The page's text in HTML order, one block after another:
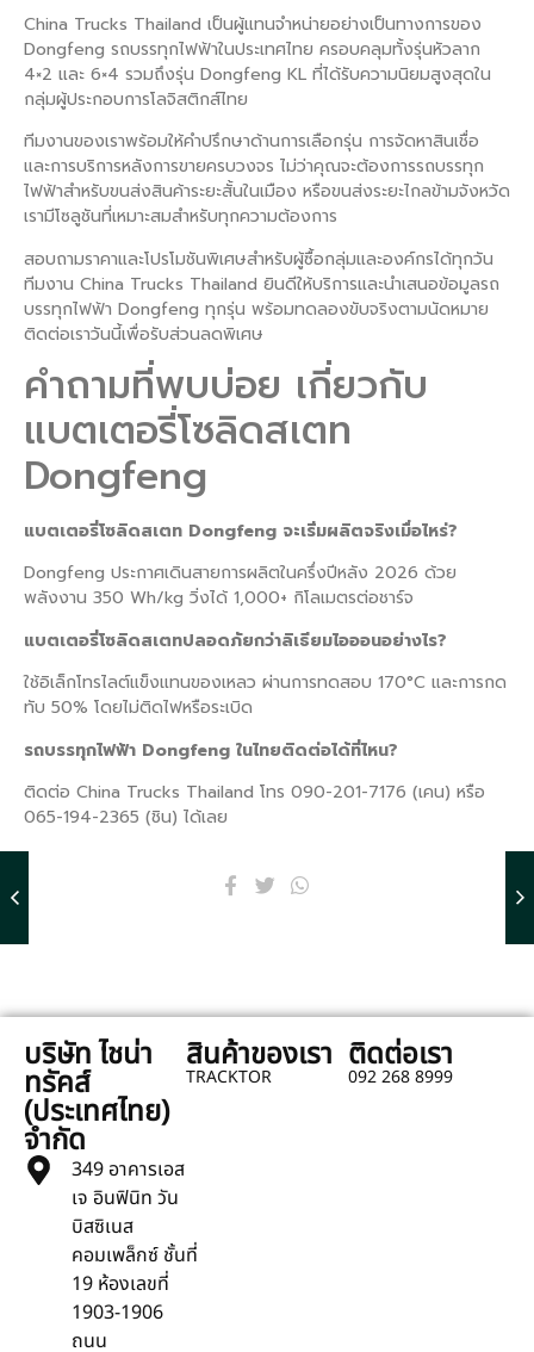
China Trucks Thailand เป็นผู้แทนจำหน่ายอย่างเป็นทางการของ
Dongfeng รถบรรทุกไฟฟ้าในประเทศไทย ครอบคลุมทั้งรุ่นหัวลาก
4×2 และ 6×4 รวมถึงรุ่น Dongfeng KL ที่ได้รับความนิยมสูงสุดใน
กลุ่มผู้ประกอบการโลจิสติกส์ไทย
ทีมงานของเราพร้อมให้คำปรึกษาด้านการเลือกรุ่น การจัดหาสินเชื่อ
และการบริการหลังการขายครบวงจร ไม่ว่าคุณจะต้องการรถบรรทุก
ไฟฟ้าสำหรับขนส่งสินค้าระยะสั้นในเมือง หรือขนส่งระยะไกลข้ามจังหวัด
เรามีโซลูชันที่เหมาะสมสำหรับทุกความต้องการ
สอบถามราคาและโปรโมชันพิเศษสำหรับผู้ซื้อกลุ่มและองค์กรได้ทุกวัน
ทีมงาน China Trucks Thailand ยินดีให้บริการและนำเสนอข้อมูลรถ
บรรทุกไฟฟ้า Dongfeng ทุกรุ่น พร้อมทดลองขับจริงตามนัดหมาย
ติดต่อเราวันนี้เพื่อรับส่วนลดพิเศษ
คำถามที่พบบ่อย เกี่ยวกับ
แบตเตอรี่โซลิดสเตท
Dongfeng
แบตเตอรี่โซลิดสเตท Dongfeng จะเริ่มผลิตจริงเมื่อไหร่?
Dongfeng ประกาศเดินสายการผลิตในครึ่งปีหลัง 2026 ด้วย
พลังงาน 350 Wh/kg วิ่งได้ 1,000+ กิโลเมตรต่อชาร์จ
แบตเตอรี่โซลิดสเตทปลอดภัยกว่าลิเธียมไอออนอย่างไร?
ใช้อิเล็กโทรไลต์แข็งแทนของเหลว ผ่านการทดสอบ 170°C และการกด
ทับ 50% โดยไม่ติดไฟหรือระเบิด
รถบรรทุกไฟฟ้า Dongfeng ในไทยติดต่อได้ที่ไหน?
ติดต่อ China Trucks Thailand โทร 090-201-7176 (เคน) หรือ
065-194-2365 (ชิน) ได้เลย
บริษัท ไชน่า
ทรัคส์
(ประเทศไทย)
จำกัด
349 อาคารเอส
เจ อินฟินิท วัน
บิสซิเนส
คอมเพล็กซ์ ชั้นที่
19 ห้องเลขที่
1903-1906
ถนน
สินค้าของเรา
TRACKTOR
ติดต่อเรา
092 268 8999